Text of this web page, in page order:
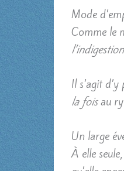
Mode
Comme le
Il s’agit
la foisau
Un large
À elle